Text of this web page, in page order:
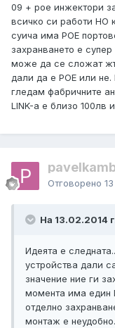
09 + poe инжектори
всичко си работи НО
суича има POE
захранването е
може да се сложат
дали да е POE или
гледам фабричните
LINK-а е близо 100лв
Отговорено
На 13.02.2014
Идеята е
устройства дали
значение ние ги
момента има един
отделно
монтаж е